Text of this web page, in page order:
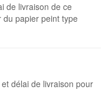
de livraison de ce
papier peint type
délai de livraison pour